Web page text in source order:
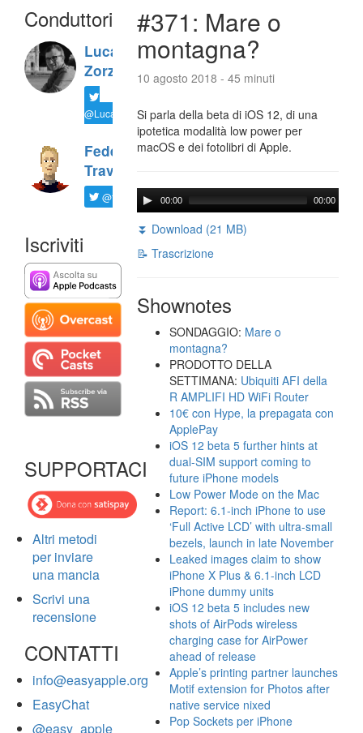
Conduttori
Luca
Zorzi
@LucaTNT
Federico
Travaini
@ftrava
Iscriviti
SUPPORTACI
Altri metodi
per inviare
una mancia
Scrivi una
recensione
CONTATTI
info@easyapple.org
EasyChat
@easy_apple
#371: Mare o
montagna?
10 agosto 2018 - 45 minuti
Si parla della beta di iOS 12, di una
ipotetica modalità low power per
macOS e dei fotolibri di Apple.
00:00 00:00
⏬ Download (21 MB)
📝 Trascrizione
Shownotes
SONDAGGIO: Mare o
montagna?
PRODOTTO DELLA
SETTIMANA: Ubiquiti AFI della
R AMPLIFI HD WiFi Router
10€ con Hype, la prepagata con
ApplePay
iOS 12 beta 5 further hints at
dual-SIM support coming to
future iPhone models
Low Power Mode on the Mac
Report: 6.1-inch iPhone to use
‘Full Active LCD’ with ultra-small
bezels, launch in late November
Leaked images claim to show
iPhone X Plus & 6.1-inch LCD
iPhone dummy units
iOS 12 beta 5 includes new
shots of AirPods wireless
charging case for AirPower
ahead of release
Apple’s printing partner launches
Motif extension for Photos after
native service nixed
Pop Sockets per iPhone